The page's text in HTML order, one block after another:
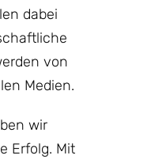
dabei
von
Medien.
wir
Erfolg. Mit